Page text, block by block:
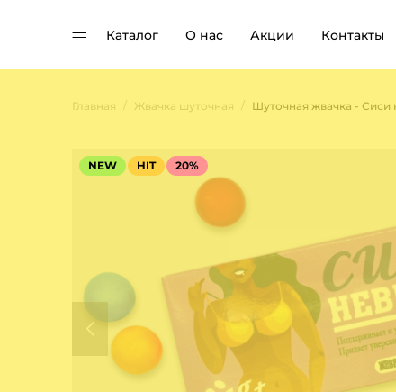
Каталог О нас Акции Контакты
Главная / Жвачка шуточная / Шуточная жвачка - Сиси
NEW HIT 20%